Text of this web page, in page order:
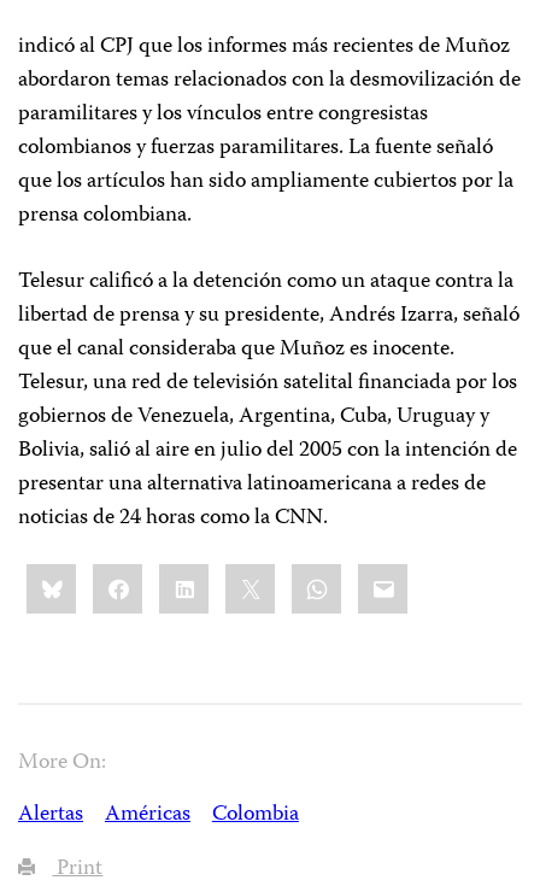
indicó al CPJ que los informes más recientes de Muñoz
abordaron temas relacionados con la desmovilización de
paramilitares y los vínculos entre congresistas
colombianos y fuerzas paramilitares. La fuente señaló
que los artículos han sido ampliamente cubiertos por la
prensa colombiana.
Telesur calificó a la detención como un ataque contra la
libertad de prensa y su presidente, Andrés Izarra, señaló
que el canal consideraba que Muñoz es inocente.
Telesur, una red de televisión satelital financiada por los
gobiernos de Venezuela, Argentina, Cuba, Uruguay y
Bolivia, salió al aire en julio del 2005 con la intención de
presentar una alternativa latinoamericana a redes de
noticias de 24 horas como la CNN.
Share
this:BlueskyFacebookLinkedIn WhatsApp
Email
More On:
Alertas
Américas
Colombia
Print